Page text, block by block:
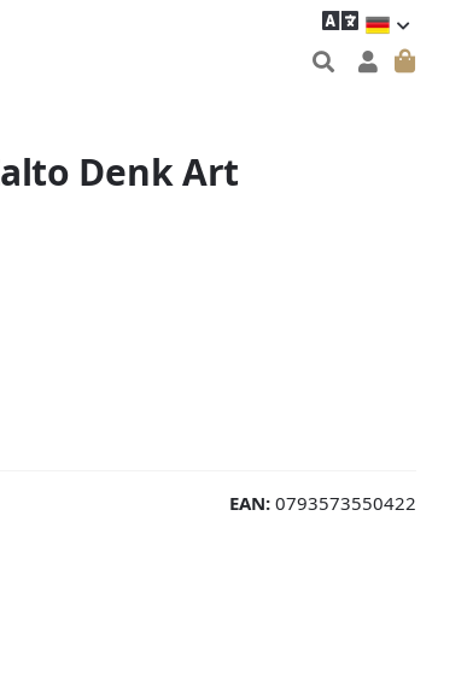
Denk Art
EAN: 0793573550422